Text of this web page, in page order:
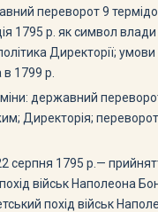
переворот 9
1795 р. як символ влади
Директорії;
1799 р.
державний
Директорія;
серпня 1795 р.—
військ Наполеона
похід військ